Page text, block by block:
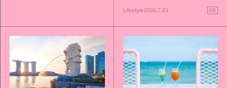
Lifestyle2026.7.23 PR